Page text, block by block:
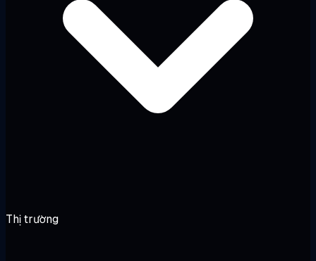
Thị trường